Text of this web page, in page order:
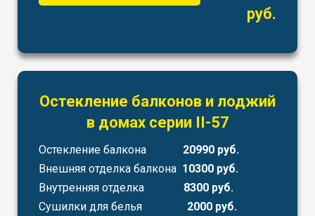
руб.
Остекление балконов и лоджий
в домах серии II-57
Остекление балкона 20990 руб.
Внешняя отделка балкона 10300 руб.
Внутренняя отделка 8300 руб.
Сушилки для белья 2000 руб.